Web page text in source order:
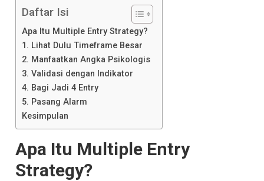
Daftar Isi
Apa Itu Multiple Entry Strategy?
1. Lihat Dulu Timeframe Besar
2. Manfaatkan Angka Psikologis
3. Validasi dengan Indikator
4. Bagi Jadi 4 Entry
5. Pasang Alarm
Kesimpulan
Apa Itu Multiple Entry
Strategy?